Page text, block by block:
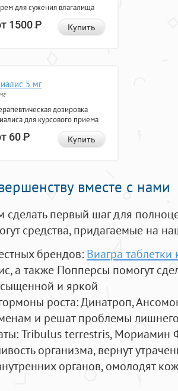
для сужения влагалища
1500Р Купить
5 мг
дозировка
для курсового приема
60Р Купить
вместе с нами
сделать первый шаг для
средства, придагаемые на
брендов: Виагра
а также Попперсы помогут
и яркой
роста: Динатроп,
и решат проблемы
Tribulus terrestris, Мориамин
организма, вернут
органов, омолодят